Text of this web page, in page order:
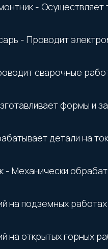
- Осуществляет
- Проводит
сварочные
формы и
детали на
- Механически
на подземных
на открытых горных